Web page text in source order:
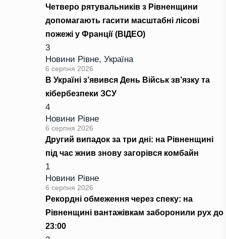
Четверо рятувальників з Рівненщини
допомагають гасити масштабні лісові
пожежі у Франції (ВІДЕО)
3
Новини Рівне, Україна
6 серпня 2026
В Україні з’явився День Військ зв’язку та
кібербезпеки ЗСУ
4
Новини Рівне
6 серпня 2026
Другий випадок за три дні: на Рівненщині
під час жнив знову загорівся комбайн
1
Новини Рівне
6 серпня 2026
Рекордні обмеження через спеку: на
Рівненщині вантажівкам заборонили рух до
23:00